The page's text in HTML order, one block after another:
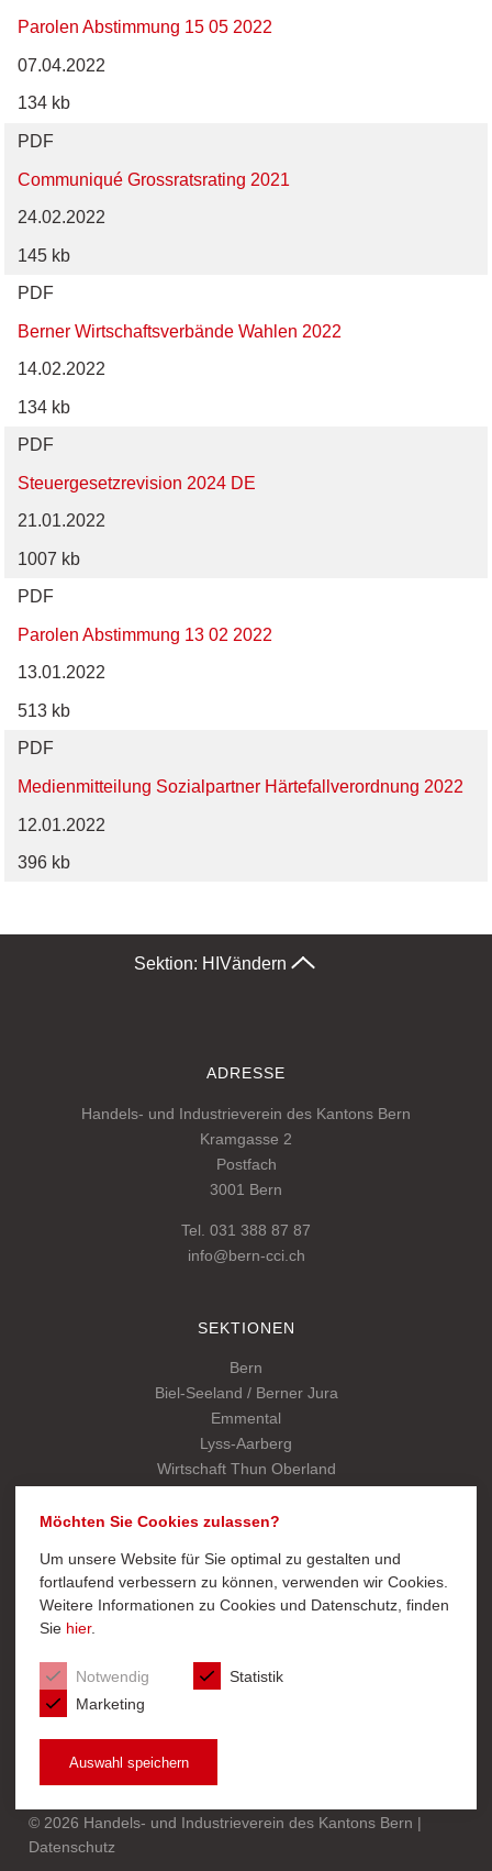
Parolen Abstimmung 15 05 2022
07.04.2022
134 kb
PDF
Communiqué Grossratsrating 2021
24.02.2022
145 kb
PDF
Berner Wirtschaftsverbände Wahlen 2022
14.02.2022
134 kb
PDF
Steuergesetzrevision 2024 DE
21.01.2022
1007 kb
PDF
Parolen Abstimmung 13 02 2022
13.01.2022
513 kb
PDF
Medienmitteilung Sozialpartner Härtefallverordnung 2022
12.01.2022
396 kb
Sektion: HIVändern
Möchten Sie Cookies zulassen?
Um unsere Website für Sie optimal zu gestalten und
fortlaufend verbessern zu können, verwenden wir Cookies.
Weitere Informationen zu Cookies und Datenschutz, finden
Sie hier.
Notwendig
Statistik
Marketing
Auswahl speichern
ADRESSE
Handels- und Industrieverein des Kantons Bern
Kramgasse 2
Postfach
3001 Bern
Tel. 031 388 87 87
info@bern-cci.ch
SEKTIONEN
Bern
Biel-Seeland / Berner Jura
Emmental
Lyss-Aarberg
Wirtschaft Thun Oberland
Kantonalverband
SCHNELLZUGRIFF
Mitglied werden
Startseite Kantonalverband
© 2026 Handels- und Industrieverein des Kantons Bern |
Datenschutz